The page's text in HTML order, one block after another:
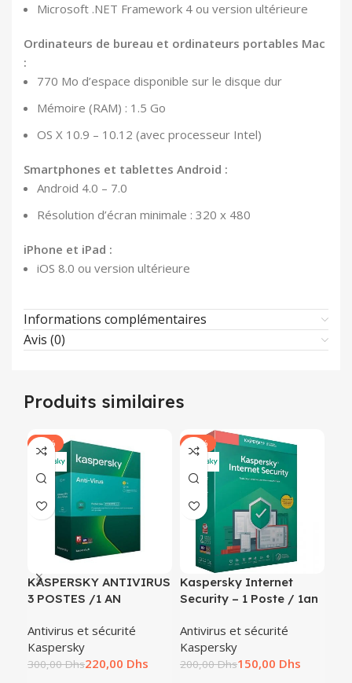
Microsoft .NET Framework 4 ou version ultérieure
Ordinateurs de bureau et ordinateurs portables Mac
:
770 Mo d’espace disponible sur le disque dur
Mémoire (RAM) : 1.5 Go
OS X 10.9 – 10.12 (avec processeur Intel)
Smartphones et tablettes Android :
Android 4.0 – 7.0
Résolution d’écran minimale : 320 x 480
iPhone et iPad :
iOS 8.0 ou version ultérieure
Informations complémentaires
Avis (0)
Produits similaires
-27%
KASPERSKY ANTIVIRUS
3 POSTES /1 AN
Antivirus et sécurité
Kaspersky
300,00Dhs220,00 Dhs
-25%
Kaspersky Internet
Security – 1 Poste / 1an
Antivirus et sécurité
Kaspersky
200,00Dhs150,00 Dhs